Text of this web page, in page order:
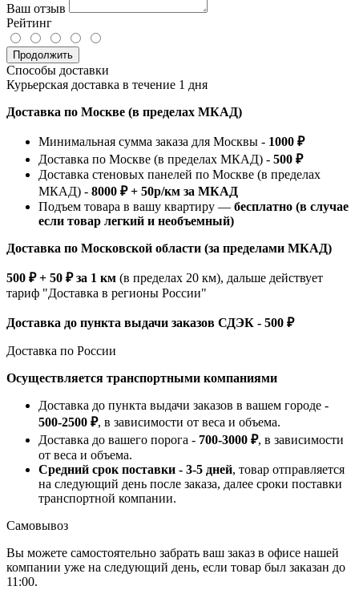
Ваш отзыв
Рейтинг
Продолжить
Способы доставки
Курьерская доставка в течение 1 дня
Доставка по Москве (в пределах МКАД)
Минимальная сумма заказа для Москвы - 1000 ₽
Доставка по Москве (в пределах МКАД) - 500 ₽
Доставка стеновых панелей по Москве (в пределах
МКАД) - 8000 ₽ + 50р/км за МКАД
Подъем товара в вашу квартиру — бесплатно (в случае
если товар легкий и необъемный)
Доставка по Московской области (за пределами МКАД)
500 ₽ + 50 ₽ за 1 км (в пределах 20 км), дальше действует
тариф "Доставка в регионы России"
Доставка до пункта выдачи заказов СДЭК - 500 ₽
Доставка по России
Осуществляется транспортными компаниями
Доставка до пункта выдачи заказов в вашем городе -
500-2500 ₽, в зависимости от веса и объема.
Доставка до вашего порога - 700-3000 ₽, в зависимости
от веса и объема.
Средний срок поставки - 3-5 дней, товар отправляется
на следующий день после заказа, далее сроки поставки
транспортной компании.
Самовывоз
Вы можете самостоятельно забрать ваш заказ в офисе нашей
компании уже на следующий день, если товар был заказан до
11:00.